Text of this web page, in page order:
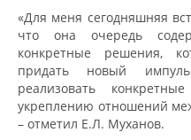
«Для меня сегодняшняя
что она очередь
конкретные решения,
придать новый
реализовать
укреплению отношений
– отметил Е.Л. Муханов.